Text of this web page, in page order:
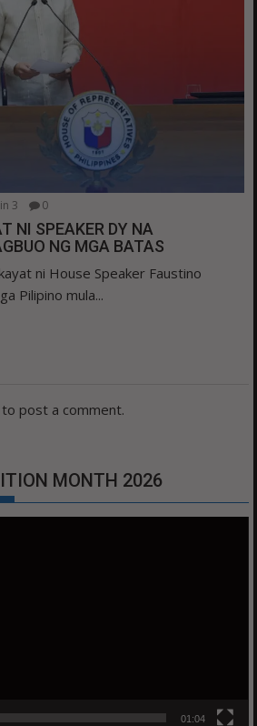
3 0
NI SPEAKER DY NA
NG MGA BATAS
ni House Speaker Faustino
Pilipino mula...
to post a comment.
MONTH 2026
01:04